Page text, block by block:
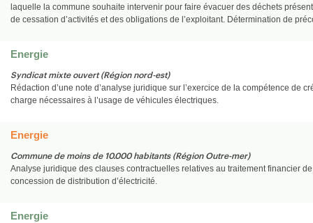
laquelle la commune souhaite intervenir pour faire évacuer des déchets
de cessation d’activités et des obligations de l’exploitant. Détermination de
Energie
Syndicat mixte ouvert (Région nord-est)
Rédaction d’une note d’analyse juridique sur l’exercice de la compétence de
charge nécessaires à l’usage de véhicules électriques.
Energie
Commune de moins de 10.000 habitants (Région Outre-mer)
Analyse juridique des clauses contractuelles relatives au traitement financier
concession de distribution d’électricité.
Energie